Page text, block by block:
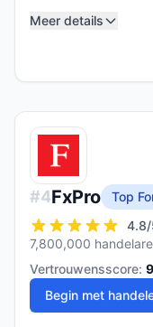
Meer details
#4FxPro
Top
4.8
7,800,000
Vertrouwensscore:
Begin met